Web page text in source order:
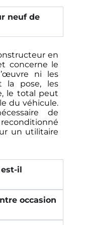
neuf de
en
concerne le
ni les
la pose, les
le total peut
du véhicule.
de
un utilitaire
il
occasion